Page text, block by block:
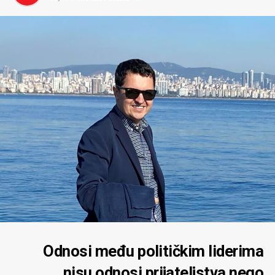
nastavi izvođenje radova uprkos rješenju urbanističko-
građevinske inspekcije kojim je građenje bilo zabranjeno.
poražavajućom činjenicom da se državni organi stavljaju
u funkciju zaobilaženja zakona koje su sami dužni da
primjenjuju.
Nažalost, moram istaći da ovaj slučaj nije izolovan.
Svjedočimo kontinuiranoj devastaciji prostora, posebno
na području Bokokotorskog zaliva, koji je pod zaštitom
UNESCO-a. Umjesto da bude primjer odgovornog
upravljanja svjetskom kulturnom i prirodnom baštinom,
zaliv se pretvara u ogromno gradilište, okruženo
kamenolomima, sa sve intenzivnijom betonizacijom
obale i trajnim narušavanjem prostora koji predstavlja
Dakle, suština prijave je u tome što ona pokazuje da
Odnosi među političkim liderima